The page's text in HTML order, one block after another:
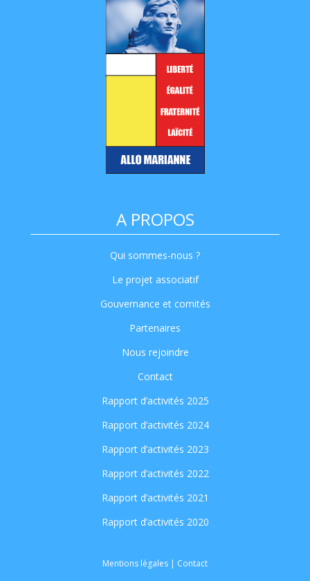
A PROPOS
Qui sommes-nous ?
Le projet associatif
Gouvernance et comités
Partenaires
Nous rejoindre
Contact
Rapport d’activités 2025
Rapport d’activités 2024
Rapport d’activités 2023
Rapport d’activités 2022
Rapport d’activités 2021
Rapport d’activités 2020
Mentions légales | Contact